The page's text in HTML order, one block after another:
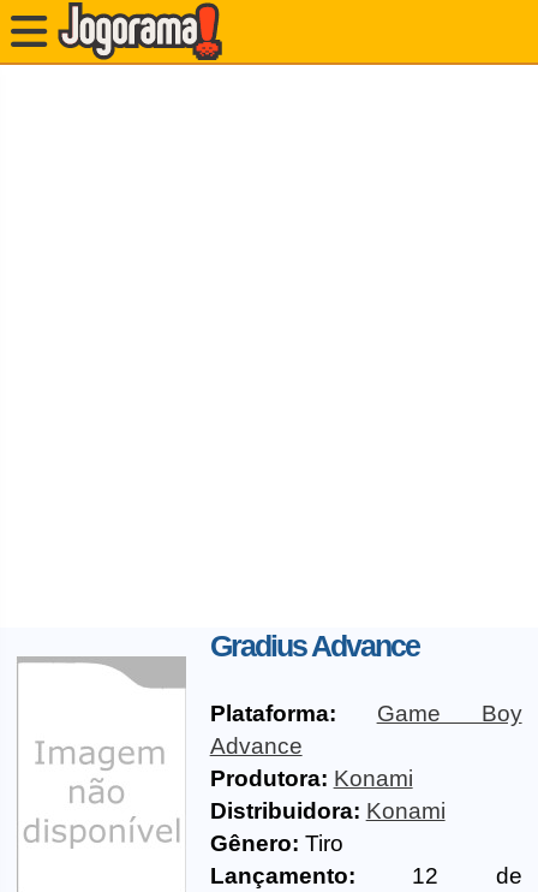
Gradius Advance
Plataforma:
Game Boy
Advance
Produtora: Konami
Distribuidora: Konami
Gênero: Tiro
Lançamento: 12 de